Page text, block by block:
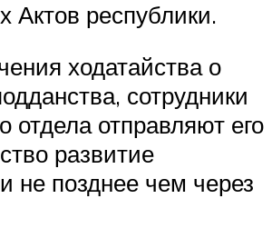
Актов республики.
ходатайства о
сотрудники
отдела отправляют его
развитие
не позднее чем через